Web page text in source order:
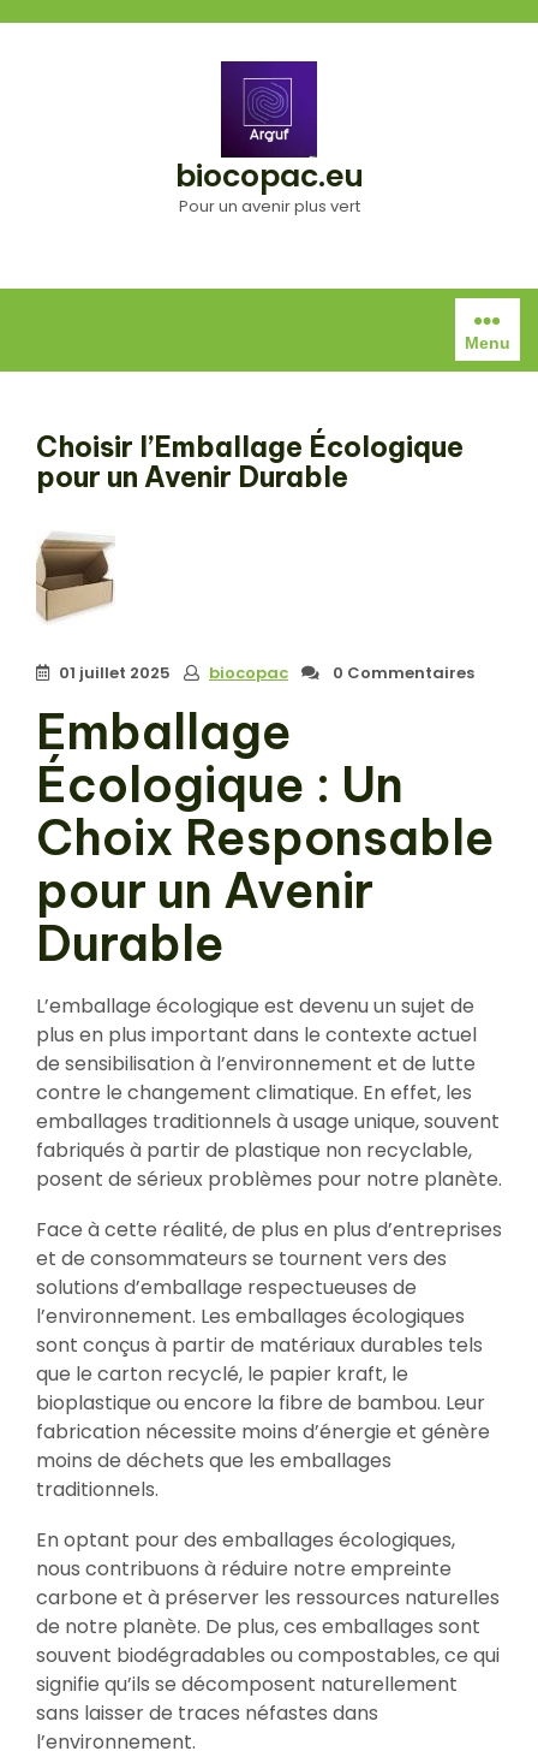
biocopac.eu
Pour un avenir plus vert
Menu
Choisir l’Emballage Écologique
pour un Avenir Durable
01 juillet 2025 biocopac 0 Commentaires
Emballage
Écologique : Un
Choix Responsable
pour un Avenir
Durable
L’emballage écologique est devenu un sujet de
plus en plus important dans le contexte actuel
de sensibilisation à l’environnement et de lutte
contre le changement climatique. En effet, les
emballages traditionnels à usage unique, souvent
fabriqués à partir de plastique non recyclable,
posent de sérieux problèmes pour notre planète.
Face à cette réalité, de plus en plus d’entreprises
et de consommateurs se tournent vers des
solutions d’emballage respectueuses de
l’environnement. Les emballages écologiques
sont conçus à partir de matériaux durables tels
que le carton recyclé, le papier kraft, le
bioplastique ou encore la fibre de bambou. Leur
fabrication nécessite moins d’énergie et génère
moins de déchets que les emballages
traditionnels.
En optant pour des emballages écologiques,
nous contribuons à réduire notre empreinte
carbone et à préserver les ressources naturelles
de notre planète. De plus, ces emballages sont
souvent biodégradables ou compostables, ce qui
signifie qu’ils se décomposent naturellement
sans laisser de traces néfastes dans
l’environnement.